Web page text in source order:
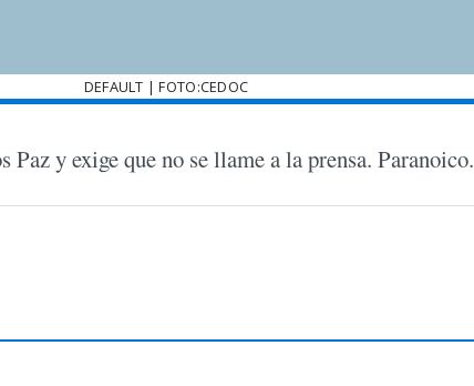
DEFAULT | FOTO:CEDOC
Paz y exige que no se llame a la prensa. Paranoico.